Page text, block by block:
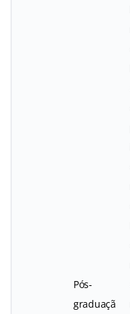
Pós-
graduaçã